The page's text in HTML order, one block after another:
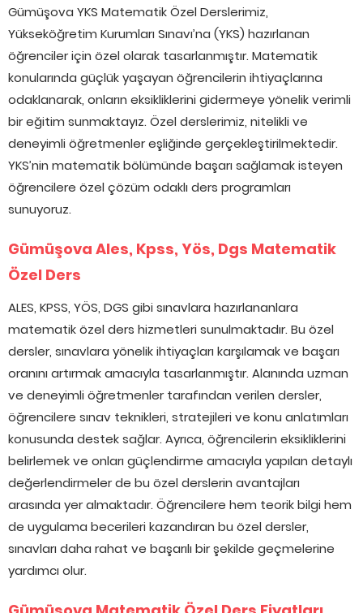
Gümüşova YKS Matematik Özel Derslerimiz,
Yükseköğretim Kurumları Sınavı’na (YKS) hazırlanan
öğrenciler için özel olarak tasarlanmıştır. Matematik
konularında güçlük yaşayan öğrencilerin ihtiyaçlarına
odaklanarak, onların eksikliklerini gidermeye yönelik verimli
bir eğitim sunmaktayız. Özel derslerimiz, nitelikli ve
deneyimli öğretmenler eşliğinde gerçekleştirilmektedir.
YKS’nin matematik bölümünde başarı sağlamak isteyen
öğrencilere özel çözüm odaklı ders programları
sunuyoruz.
Gümüşova Ales, Kpss, Yös, Dgs Matematik
Özel Ders
ALES, KPSS, YÖS, DGS gibi sınavlara hazırlananlara
matematik özel ders hizmetleri sunulmaktadır. Bu özel
dersler, sınavlara yönelik ihtiyaçları karşılamak ve başarı
oranını artırmak amacıyla tasarlanmıştır. Alanında uzman
ve deneyimli öğretmenler tarafından verilen dersler,
öğrencilere sınav teknikleri, stratejileri ve konu anlatımları
konusunda destek sağlar. Ayrıca, öğrencilerin eksikliklerini
belirlemek ve onları güçlendirme amacıyla yapılan detaylı
değerlendirmeler de bu özel derslerin avantajları
arasında yer almaktadır. Öğrencilere hem teorik bilgi hem
de uygulama becerileri kazandıran bu özel dersler,
sınavları daha rahat ve başarılı bir şekilde geçmelerine
yardımcı olur.